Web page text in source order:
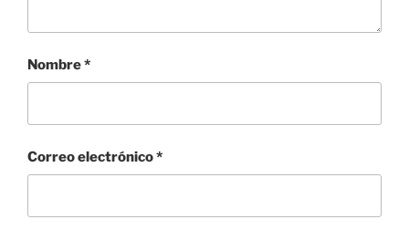
Nombre*
Correo electrónico*